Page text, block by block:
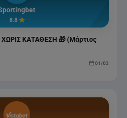
8.8
ΚΑΤΑΘΕΣΗ 🎁 (Μάρτιος
01/03